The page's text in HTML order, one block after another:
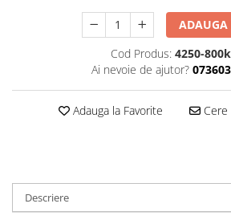
Scule Electrice
Smartwatch-uri
STAND UP PADDLES
Textile camera
Voucher cadou
Wireless
ADAUGA
Cod Produs: 4250-
Ai nevoie de ajutor?
Adauga la Favorite Cere
Descriere